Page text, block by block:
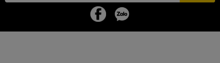
THIẾT KẾ GIỎ ĐỰNG ĐỒ , tiện lợi tách biệt có thể